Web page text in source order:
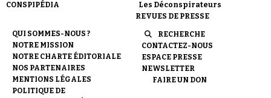
CONSPIPÉDIA
Les Déconspirateurs
REVUES DE PRESSE
QUI SOMMES-NOUS ?
NOTRE MISSION
NOTRE CHARTE ÉDITORIALE
NOS PARTENAIRES
MENTIONS LÉGALES
POLITIQUE DE
RECHERCHE
CONTACTEZ-NOUS
ESPACE PRESSE
NEWSLETTER
FAIRE UN DON